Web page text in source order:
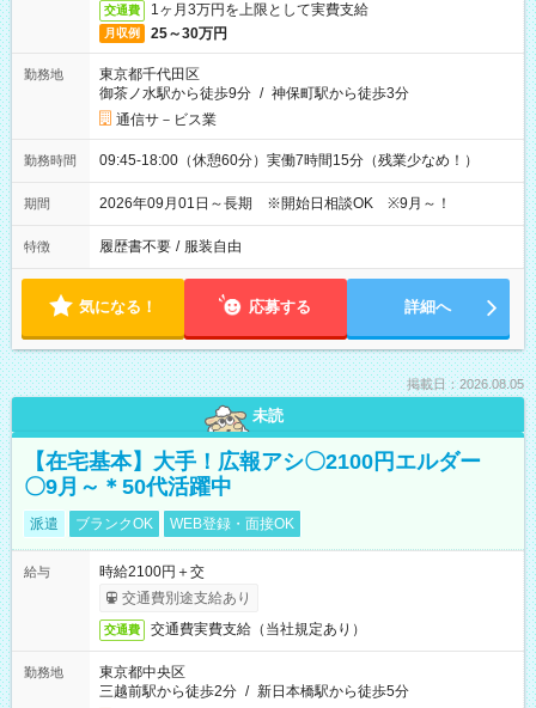
交通費 1ヶ月3万円を上限として実費支給
月収例 25～30万円
勤務地
東京都千代田区
御茶ノ水駅から徒歩9分 / 神保町駅から徒歩3分
通信サ－ビス業
勤務時間 09:45-18:00（休憩60分）実働7時間15分（残業少なめ！）
期間 2026年09月01日～長期 ※開始日相談OK ※9月～！
特徴 履歴書不要 / 服装自由
気になる！ 応募する 詳細へ
掲載日：2026.08.05
未読
【在宅基本】大手！広報アシ〇2100円エルダー
〇9月～＊50代活躍中
派遣 ブランクOK WEB登録・面接OK
給与
時給2100円＋交
交通費別途支給あり
交通費 交通費実費支給（当社規定あり）
勤務地
東京都中央区
三越前駅から徒歩2分 / 新日本橋駅から徒歩5分